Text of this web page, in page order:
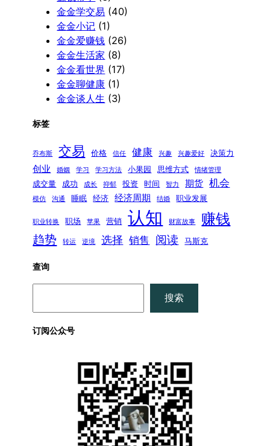
金金学交易 (40)
金金小记 (1)
金金爱赚钱 (26)
金金生活家 (8)
金金看世界 (17)
金金聊健康 (1)
金金谈人生 (3)
标签
乔布斯 交易 价格 信任 健康 兴趣 兴趣爱好 决策力
创业 婚姻 学习 学习方法 小果园 思维方式 情绪管理
成交量 成功 成长 抑郁 投资 时间 智力 期货 机会
模仿 沟通 睡眠 经济 经济周期 结婚 职业发展
职业转换 职场 苹果 营销 认知 财富故事 赚钱
趋势 转运 逆境 选择 销售 阅读 马斯克
查询
搜索
订阅公众号